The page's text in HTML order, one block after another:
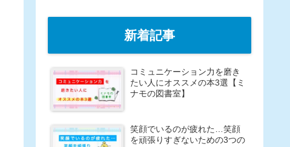
新着記事
コミュニケーション力を磨き
たい人にオススメの本3選【ミ
ナモの図書室】
笑顔でいるのが疲れた…笑顔
を頑張りすぎないための3つの